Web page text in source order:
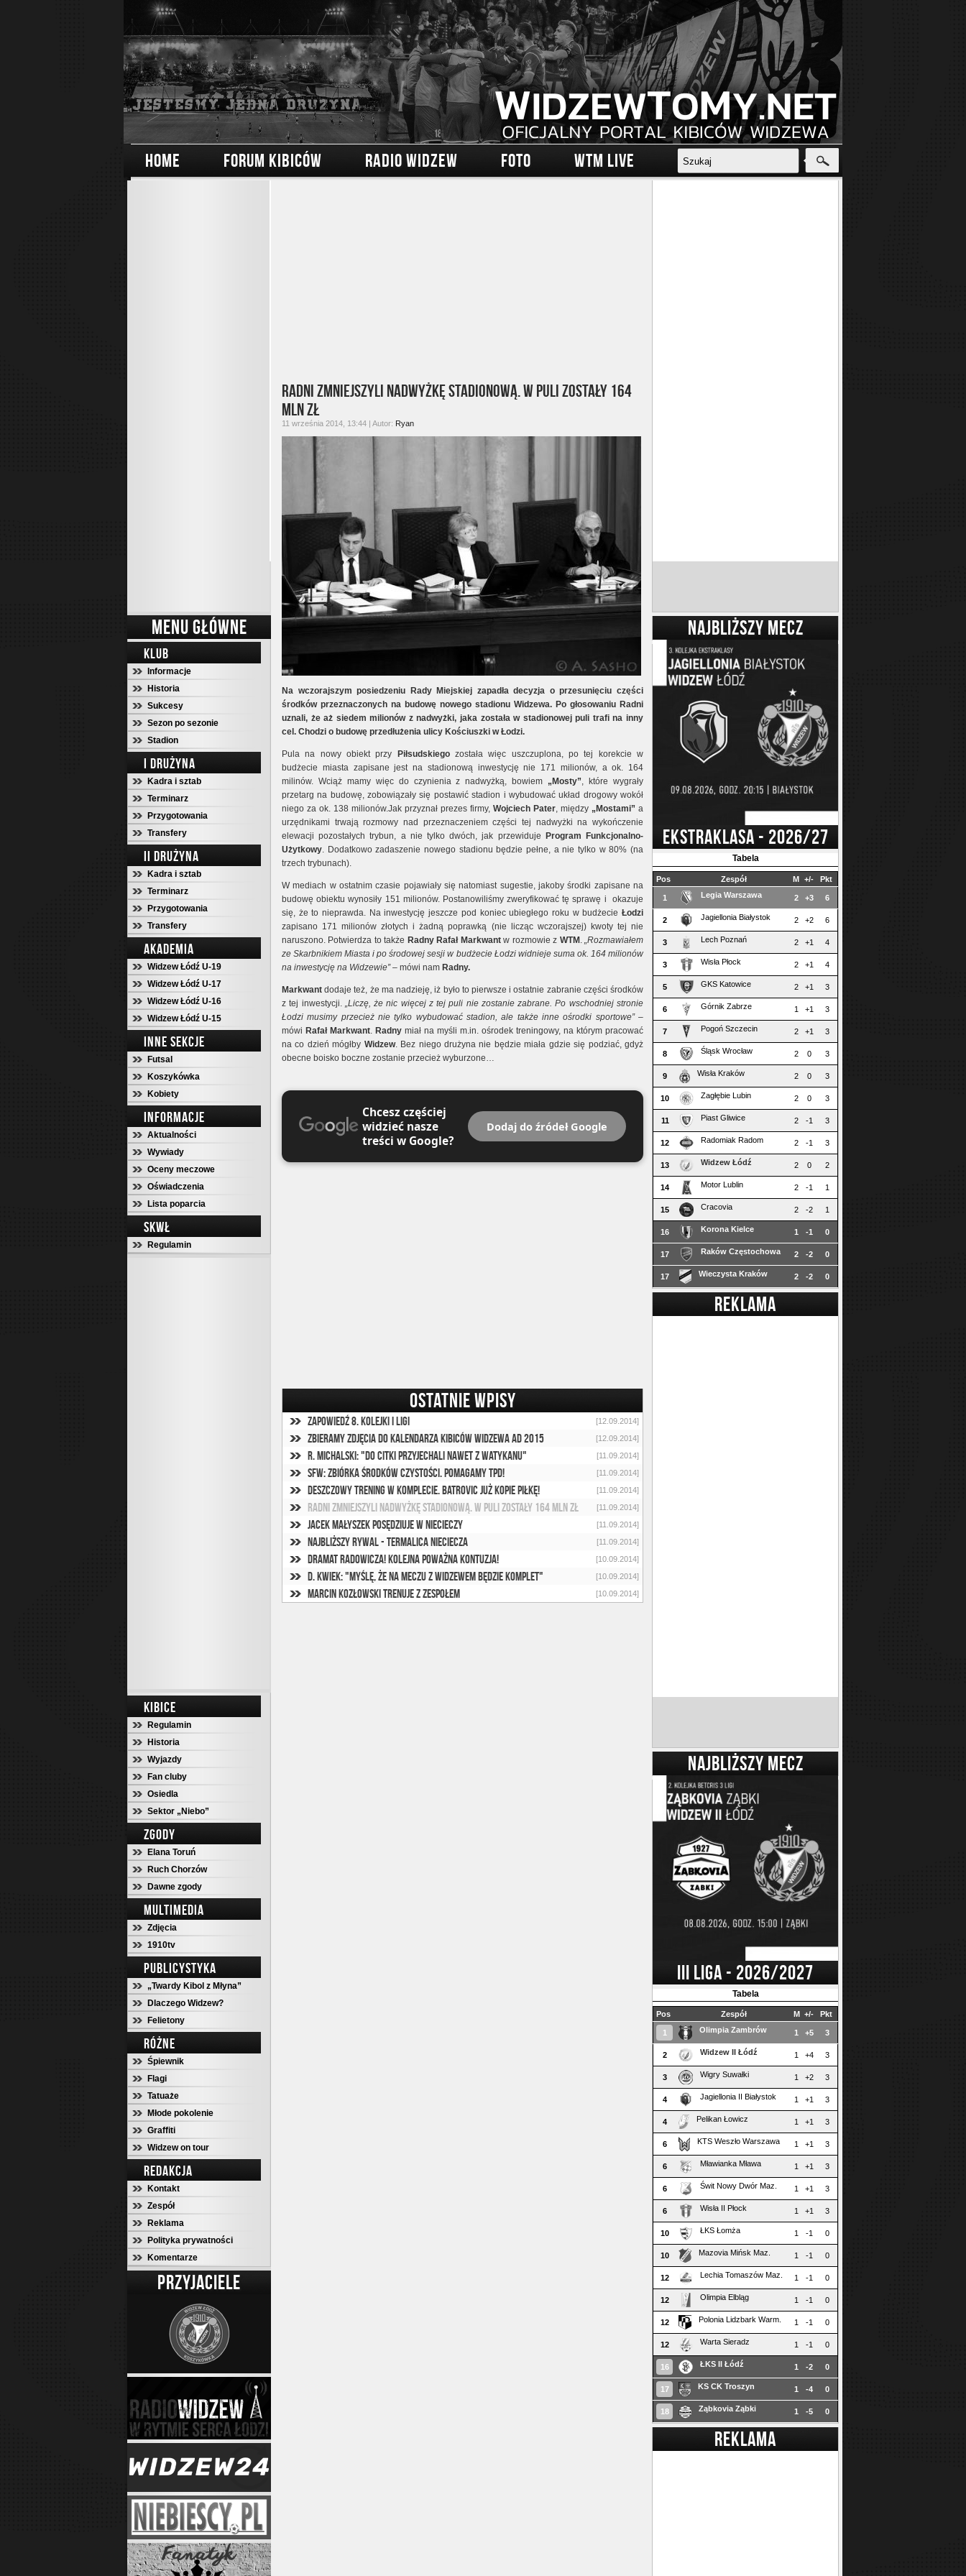
HOME FORUM KIBICÓW RADIO WIDZEW FOTO WTM LIVE
MENU GŁÓWNE
KLUB
Informacje
Historia
Sukcesy
Sezon po sezonie
Stadion
I DRUŻYNA
Kadra i sztab
Terminarz
Przygotowania
Transfery
II DRUŻYNA
Kadra i sztab
Terminarz
Przygotowania
Transfery
AKADEMIA
Widzew Łódź U-19
Widzew Łódź U-17
Widzew Łódź U-16
Widzew Łódź U-15
INNE SEKCJE
Futsal
Koszykówka
Kobiety
INFORMACJE
Aktualności
Wywiady
Oceny meczowe
Oświadczenia
Lista poparcia
SKWŁ
Regulamin
KIBICE
Regulamin
Historia
Wyjazdy
Fan cluby
Osiedla
Sektor „Niebo”
ZGODY
Elana Toruń
Ruch Chorzów
Dawne zgody
MULTIMEDIA
Zdjęcia
1910tv
PUBLICYSTYKA
„Twardy Kibol z Młyna”
Dlaczego Widzew?
Felietony
RÓŻNE
Śpiewnik
Flagi
Tatuaże
Młode pokolenie
Graffiti
Widzew on tour
REDAKCJA
Kontakt
Zespół
Reklama
Polityka prywatności
Komentarze
PRZYJACIELE
Radni zmniejszyli nadwyżkę stadionową. W puli zostały 164
mln zł
11 września 2014, 13:44 | Autor: Ryan
Na wczorajszym posiedzeniu Rady Miejskiej zapadła decyzja o przesunięciu części
środków przeznaczonych na budowę nowego stadionu Widzewa. Po głosowaniu Radni
uznali, że aż siedem milionów z nadwyżki, jaka została w stadionowej puli trafi na inny
cel. Chodzi o budowę przedłużenia ulicy Kościuszki w Łodzi.
Pula na nowy obiekt przy Piłsudskiegozostała więc uszczuplona, po tej korekcie w
budżecie miasta zapisane jest na stadionową inwestycję nie 171 milionów, a ok. 164
milinów. Wciąż mamy więc do czynienia z nadwyżką, bowiem „Mosty”, które wygrały
przetarg na budowę, zobowiązały się postawić stadion i wybudować układ drogowy wokół
niego za ok. 138 milionów.Jak przyznał prezes firmy, Wojciech Pater, między „Mostami” a
urzędnikami trwają rozmowy nad przeznaczeniem części tej nadwyżki na wykończenie
elewacji pozostałych trybun, a nie tylko dwóch, jak przewiduje
Program Funkcjonalno-
Użytkowy. Dodatkowo zadaszenie nowego stadionu będzie pełne, a nie tylko w 80% (na
trzech trybunach).
W mediach w ostatnim czasie pojawiały się natomiast sugestie, jakoby środki zapisane na
budowę obiektu wynosiły 151 milionów. Postanowiliśmy zweryfikować tę sprawę i okazuje
się, że to nieprawda. Na inwestycję jeszcze pod koniec ubiegłego roku w budżecie Łodzi
zapisano 171 milionów złotych i żadną poprawką (nie licząc wczorajszej) kwoty tej nie
naruszono. Potwierdza to także Radny Rafał Markwantw rozmowie z WTM .„Rozmawiałem
ze Skarbnikiem Miasta i po środowej sesji w budżecie Łodzi widnieje suma ok. 164 milionów
na inwestycję na Widzewie”– mówi nam Radny.
Markwant dodaje też, że ma nadzieję, iż było to pierwsze i ostatnie zabranie części środków
z tej inwestycji. „Liczę, że nic więcej z tej puli nie zostanie zabrane. Po wschodniej stronie
Łodzi musimy przecież nie tylko wybudować stadion, ale także inne ośrodki sportowe”–
mówi Rafał Markwant. Radny miał na myśli m.in. ośrodek treningowy, na którym pracować
na co dzień mógłby Widzew. Bez niego drużyna nie będzie miała gdzie się podziać, gdyż
obecne boisko boczne zostanie przecież wyburzone…
Chcesz częściej
widzieć nasze
treści w Google?
Dodaj do źródeł Google
OSTATNIE WPISY
Zapowiedź 8. kolejki I ligi [12.09.2014]
Zbieramy zdjęcia do Kalendarza Kibiców Widzewa AD 2015 [12.09.2014]
R. Michalski: "Do Citki przyjechali nawet z Watykanu" [11.09.2014]
SFW: Zbiórka środków czystości. Pomagamy TPD! [11.09.2014]
Deszczowy trening w komplecie. Batrovic już kopie piłkę! [11.09.2014]
Radni zmniejszyli nadwyżkę stadionową. W puli zostały 164 mln zł [11.09.2014]
Jacek Małyszek posędziuje w Niecieczy [11.09.2014]
Najbliższy rywal - Termalica Nieciecza [11.09.2014]
Dramat Radowicza! Kolejna poważna kontuzja! [10.09.2014]
D. Kwiek: "Myślę, że na meczu z Widzewem będzie komplet" [10.09.2014]
Marcin Kozłowski trenuje z zespołem [10.09.2014]
NAJBLIŻSZY MECZ
EKSTRAKLASA - 2026/27
Tabela
Pos Zespół M +/- Pkt
1 Legia Warszawa 2 +3 6
2 Jagiellonia Białystok 2 +2 6
3 Lech Poznań 2 +1 4
3 Wisła Płock 2 +1 4
5 GKS Katowice 2 +1 3
6 Górnik Zabrze 1 +1 3
7 Pogoń Szczecin 2 +1 3
8 Śląsk Wrocław 2 0 3
9 Wisła Kraków 2 0 3
10 Zagłębie Lubin 2 0 3
11 Piast Gliwice 2 -1 3
12 Radomiak Radom 2 -1 3
13 Widzew Łódź 2 0 2
14 Motor Lublin 2 -1 1
15 Cracovia 2 -2 1
16 Korona Kielce 1 -1 0
17 Raków Częstochowa 2 -2 0
17 Wieczysta Kraków 2 -2 0
REKLAMA
NAJBLIŻSZY MECZ
III LIGA - 2026/2027
Tabela
Pos Zespół M +/- Pkt
1 Olimpia Zambrów 1 +5 3
2 Widzew II Łódź 1 +4 3
3 Wigry Suwałki 1 +2 3
4 Jagiellonia II Białystok 1 +1 3
4 Pelikan Łowicz 1 +1 3
6 KTS Weszło Warszawa 1 +1 3
6 Mławianka Mława 1 +1 3
6 Świt Nowy Dwór Maz. 1 +1 3
6 Wisła II Płock 1 +1 3
10 ŁKS Łomża 1 -1 0
10 Mazovia Mińsk Maz. 1 -1 0
12 Lechia Tomaszów Maz. 1 -1 0
12 Olimpia Elbląg 1 -1 0
12 Polonia Lidzbark Warm. 1 -1 0
12 Warta Sieradz 1 -1 0
16 ŁKS II Łódź 1 -2 0
17 KS CK Troszyn 1 -4 0
18 Ząbkovia Ząbki 1 -5 0
REKLAMA